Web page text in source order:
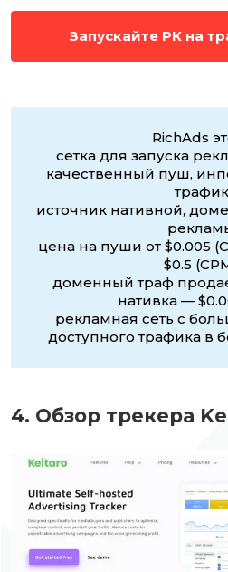
Запускайте РК на
RichAds
сетка для запуска
качественный пуш,
источник нативной,
цена на пуши от $0.005
$0.5
доменный траф
нативка —
рекламная сеть с
доступного трафика в
4. Обзор трекера